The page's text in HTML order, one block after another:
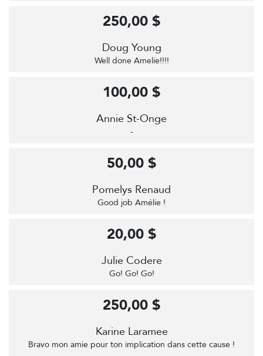
Doug Young
Well done Amelie!!!!
250,00 $
Annie St-Onge
-
100,00 $
Pomelys Renaud
Good job Amélie !
50,00 $
Julie Codere
Go! Go! Go!
20,00 $
Karine Laramee
Bravo mon amie pour ton implication dans cette cause !
250,00 $